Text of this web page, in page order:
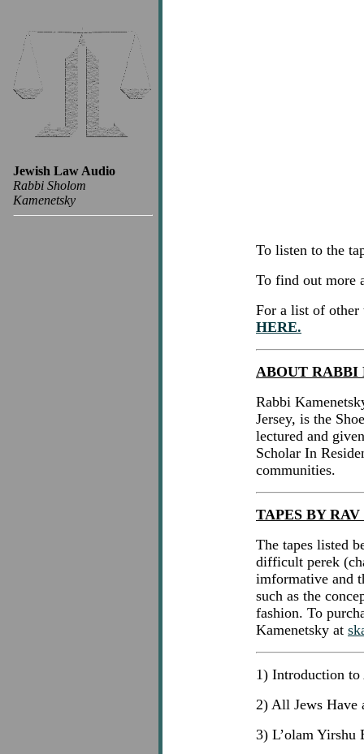
Jewish Law Audio
Rabbi Sholom
Kamenetsky
To listen to the
To find out more
For a list of other
HERE.
ABOUT RABBI
Rabbi
Jersey, is the
lectured and
Scholar In
communities.
TAPES BY
The tapes listed
difficult perek
imformative and
such as the
fashion. To
Kamenetsky at
1) Introduction to
2) All Jews Have
3) L’olam Yirshu